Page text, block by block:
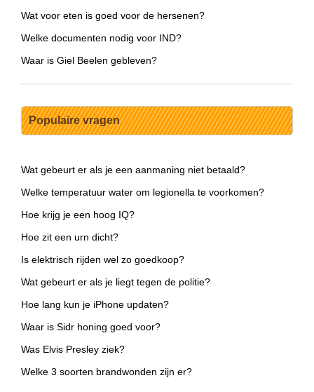
Wat voor eten is goed voor de hersenen?
Welke documenten nodig voor IND?
Waar is Giel Beelen gebleven?
Populaire vragen
Wat gebeurt er als je een aanmaning niet betaald?
Welke temperatuur water om legionella te voorkomen?
Hoe krijg je een hoog IQ?
Hoe zit een urn dicht?
Is elektrisch rijden wel zo goedkoop?
Wat gebeurt er als je liegt tegen de politie?
Hoe lang kun je iPhone updaten?
Waar is Sidr honing goed voor?
Was Elvis Presley ziek?
Welke 3 soorten brandwonden zijn er?